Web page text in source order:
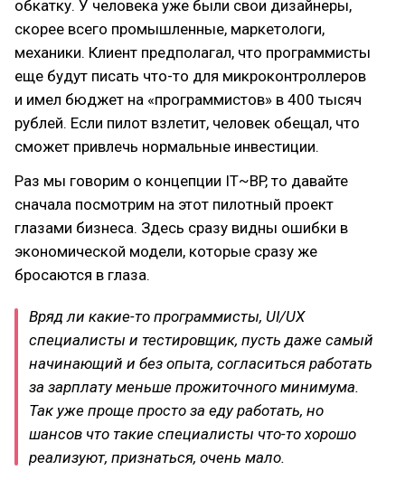
обкатку. У человека уже были свои дизайнеры,
скорее всего промышленные, маркетологи,
механики. Клиент предполагал, что программисты
еще будут писать что-то для микроконтроллеров
и имел бюджет на «программистов» в 400 тысяч
рублей. Если пилот взлетит, человек обещал, что
сможет привлечь нормальные инвестиции.
Раз мы говорим о концепции IT~BP, то давайте
сначала посмотрим на этот пилотный проект
глазами бизнеса. Здесь сразу видны ошибки в
экономической модели, которые сразу же
бросаются в глаза.
Вряд ли какие-то программисты, UI/UX
специалисты и тестировщик, пусть даже самый
начинающий и без опыта, согласиться работать
за зарплату меньше прожиточного минимума.
Так уже проще просто за еду работать, но
шансов что такие специалисты что-то хорошо
реализуют, признаться, очень мало.